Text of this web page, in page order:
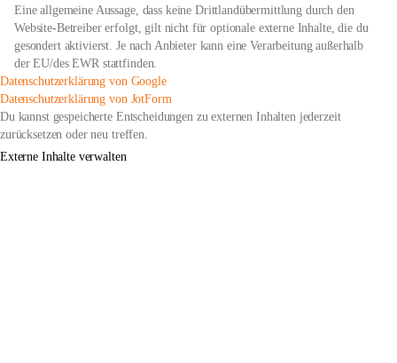
Eine allgemeine Aussage, dass keine Drittlandübermittlung durch den
Website-Betreiber erfolgt, gilt nicht für optionale externe Inhalte, die du
gesondert aktivierst. Je nach Anbieter kann eine Verarbeitung außerhalb
der EU/des EWR stattfinden.
Datenschutzerklärung von Googleöffnet
in
neuem
Datenschutzerklärung von JotFormöffnet
in
Du kannst gespeicherte Entscheidungen zu externen Inhalten jederzeit
zurücksetzen oder neu treffen.
Externe Inhalte verwalten